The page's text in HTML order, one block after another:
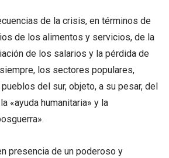
de la crisis, en términos de
de los alimentos y servicios, de la
de los salarios y la pérdida de
los sectores populares,
del sur, objeto, a su pesar, del
«ayuda humanitaria» y la
presencia de un poderoso y